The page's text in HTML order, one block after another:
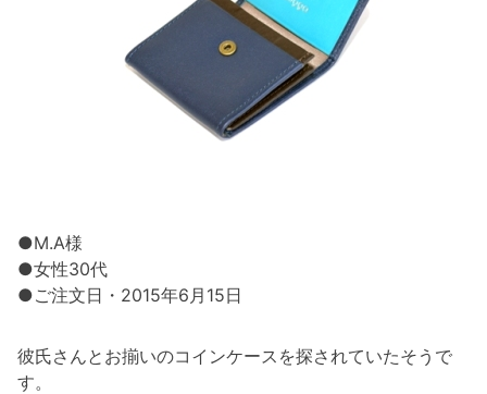
●M.A様
●女性30代
●ご注文日・2015年6月15日
彼氏さんとお揃いのコインケースを探されていたそうで
す。